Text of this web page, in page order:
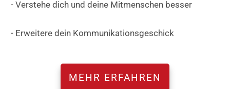
- Verstehe dich und deine Mitmenschen besser
- Erweitere dein Kommunikationsgeschick
MEHR ERFAHREN